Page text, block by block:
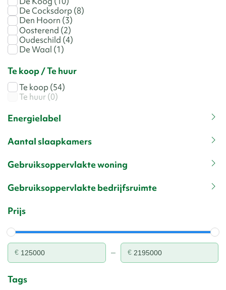
De Cocksdorp(8)
Den Hoorn (3)
Oosterend (2)
Oudeschild (4)
De Waal (1)
Te koop / Te huur
Te koop(54)
Te huur(0)
Energielabel
Aantal slaapkamers
Gebruiksoppervlakte woning
Gebruiksoppervlakte bedrijfsruimte
Prijs
€ – €
Tags